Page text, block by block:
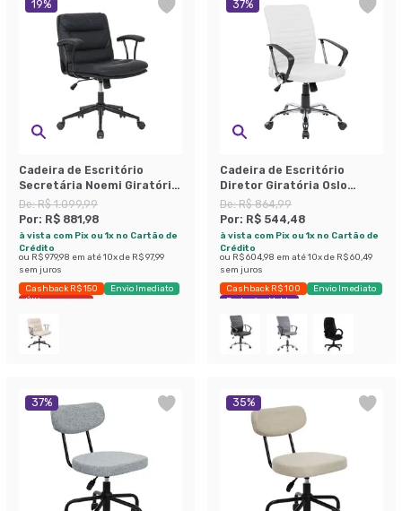
19%
Cadeira de Escritório
Secretária Noemi Giratória
Preta
De:R$ 1.099,99
Por: R$ 881,98
à vista com Pix ou 1x no Cartão de
Crédito
ou R$ 979,98 em até10x de R$ 97,99
sem juros
Cashback R$ 150
Envio Imediato
Últimas peças
37%
Cadeira de Escritório
Diretor Giratória Oslo
Branca
De:R$ 864,99
Por: R$ 544,48
à vista com Pix ou 1x no Cartão de
Crédito
ou R$ 604,98 em até10x de R$ 60,49
sem juros
Cashback R$ 100
Envio Imediato
Exclusivo Mobly
37% 35%